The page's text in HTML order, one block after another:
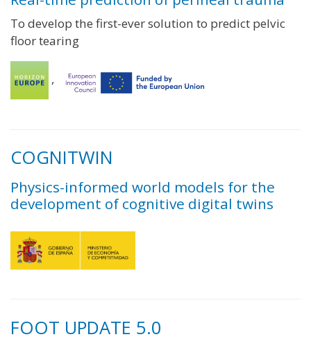
To develop the first-ever solution to predict pelvic
floor tearing
,
COGNITWIN
Physics-informed world models for the
development of cognitive digital twins
FOOT UPDATE 5.0